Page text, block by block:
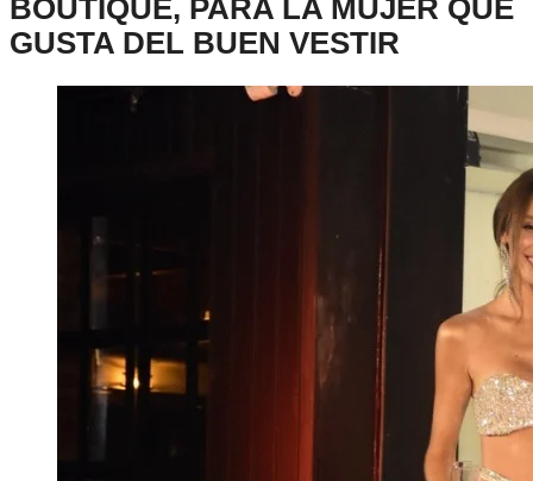
BOUTIQUE, PARA LA MUJER QUE
GUSTA DEL BUEN VESTIR